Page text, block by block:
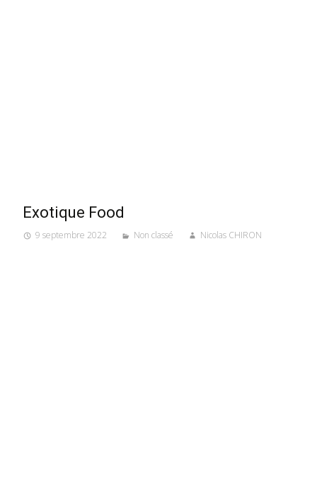
Exotique Food
9 septembre 2022 Non classé Nicolas CHIRON